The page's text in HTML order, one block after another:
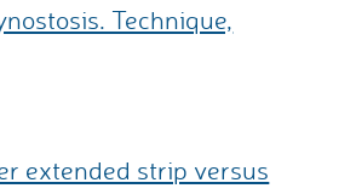
Technique,
extended strip versus